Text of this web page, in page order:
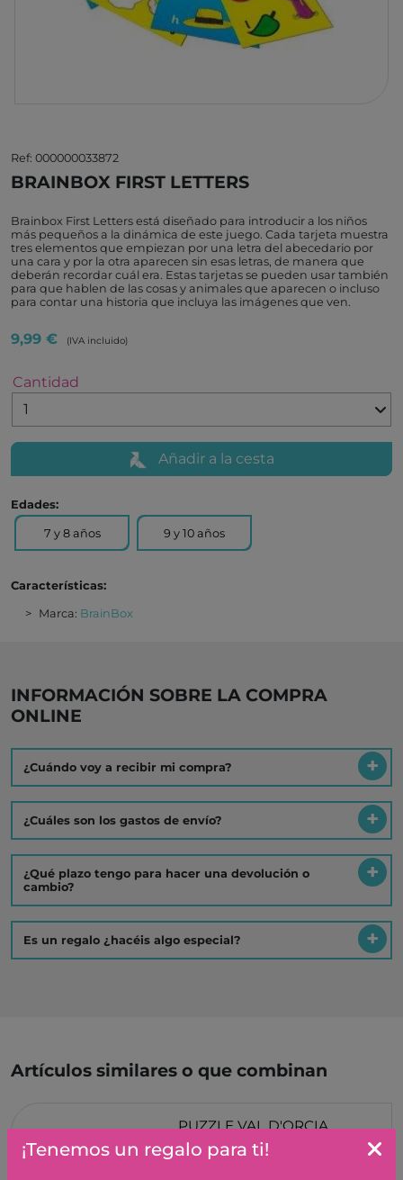
Ref: 000000033872
BRAINBOX FIRST LETTERS
Brainbox First Letters está diseñado para introducir a los niños
más pequeños a la dinámica de este juego. Cada tarjeta muestra
tres elementos que empiezan por una letra del abecedario por
una cara y por la otra aparecen sin esas letras, de manera que
deberán recordar cuál era. Estas tarjetas se pueden usar también
para que hablen de las cosas y animales que aparecen o incluso
para contar una historia que incluya las imágenes que ven.
9,99 € (IVA incluido)
Cantidad
Añadir a la cesta
Edades:
7 y 8 años 9 y 10 años
Características:
Marca: BrainBox
INFORMACIÓN SOBRE LA COMPRA
ONLINE
¿Cuándo voy a recibir mi compra?
¿Cuáles son los gastos de envío?
¿Qué plazo tengo para hacer una devolución o
cambio?
Es un regalo ¿hacéis algo especial?
Artículos similares o que combinan
PUZZLE VAL D'ORCIA
TOSCANA RAVENSBURGER
¡Tenemos un regalo para ti!